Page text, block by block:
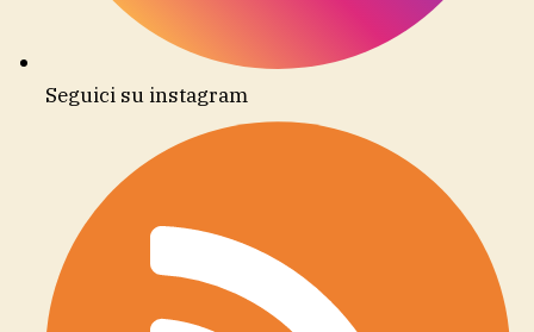
Seguici su instagram